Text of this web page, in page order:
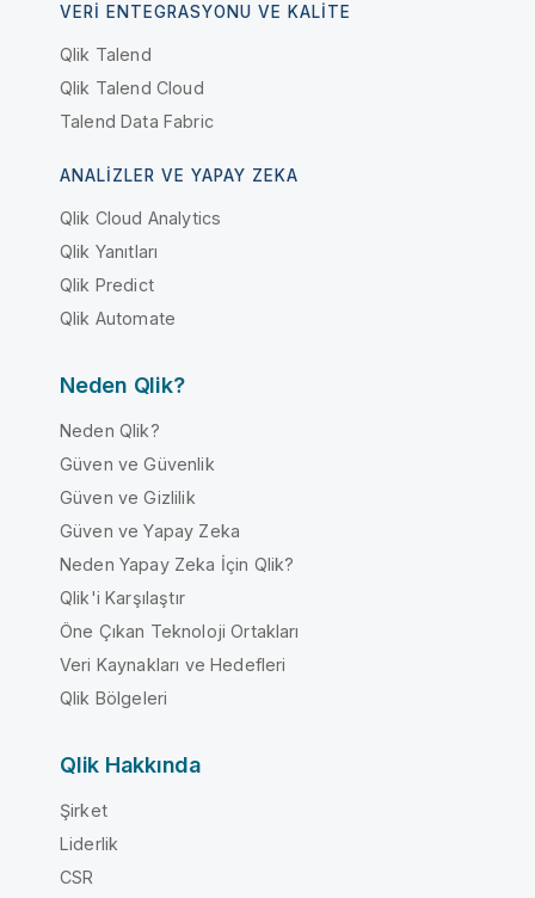
VERI ENTEGRASYONU VE KALITE
Qlik Talend
Qlik Talend Cloud
Talend Data Fabric
ANALIZLER VE YAPAY ZEKA
Qlik Cloud Analytics
Qlik Yanıtları
Qlik Predict
Qlik Automate
Neden Qlik?
Neden Qlik?
Güven ve Güvenlik
Güven ve Gizlilik
Güven ve Yapay Zeka
Neden Yapay Zeka İçin Qlik?
Qlik'i Karşılaştır
Öne Çıkan Teknoloji Ortakları
Veri Kaynakları ve Hedefleri
Qlik Bölgeleri
Qlik Hakkında
Şirket
Liderlik
CSR